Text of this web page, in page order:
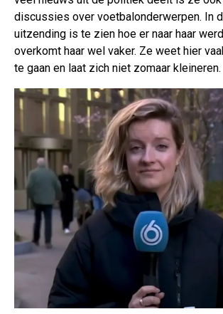
discussies over voetbalonderwerpen. In
uitzending is te zien hoe er naar haar
overkomt haar wel vaker. Ze weet hier
te gaan en laat zich niet zomaar kleineren.